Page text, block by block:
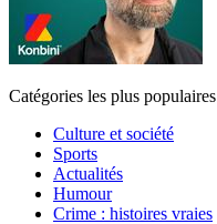
Catégories les plus populaires
Culture et société
Sports
Actualités
Humour
Crime : histoires vraies